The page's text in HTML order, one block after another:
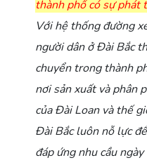
thành phố có sự phát
Với hệ thống đường
người dân ở Đài Bắc
chuyển trong thành
nơi sản xuất và phân
của Đài Loan và thế
Đài Bắc luôn nỗ lực
đáp ứng nhu cầu